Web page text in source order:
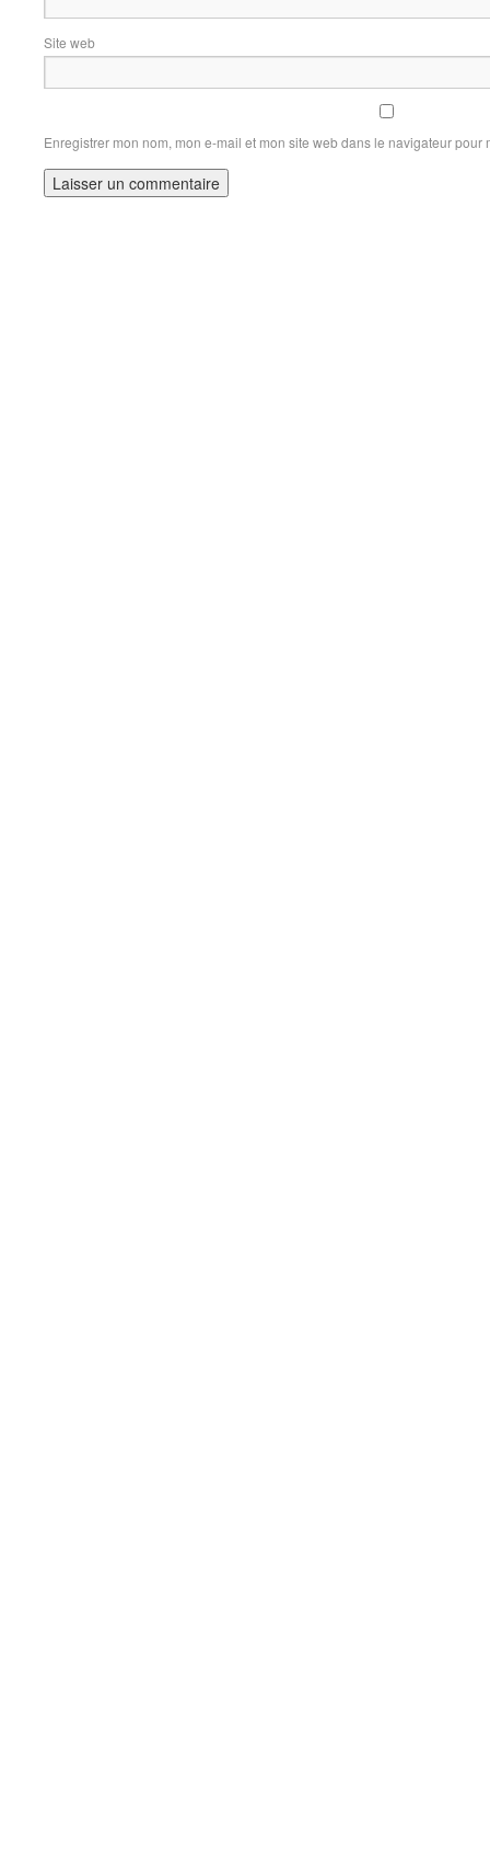
Site web
Enregistrer mon nom, mon e-mail et mon site web dans le navigateur pour